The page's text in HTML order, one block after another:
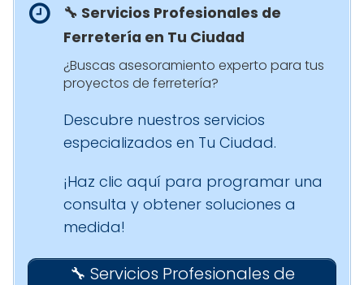
🔧 Servicios Profesionales de
Ferretería en Tu Ciudad
¿Buscas asesoramiento experto para tus
proyectos de ferretería?
Descubre nuestros servicios
especializados en Tu Ciudad.
¡Haz clic aquí para programar una
consulta y obtener soluciones a
medida!
🔧 Servicios Profesionales de